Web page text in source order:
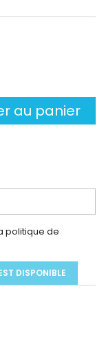
au panier
politique de
DISPONIBLE